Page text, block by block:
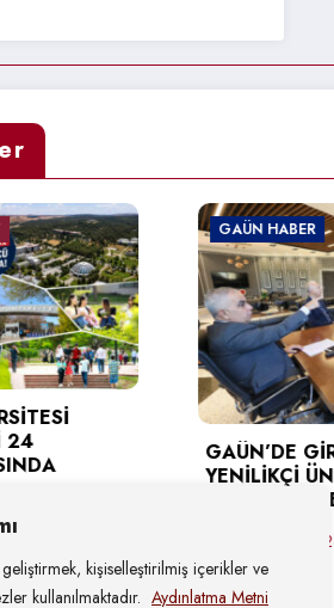
kişiselleştirilmiş içerikler ve
kullanılmaktadır. Aydınlatma Metni
HABER
GİRİŞİMCİ VE
ÜNİVERSİTE ENDEKSİ
Ağustos 2026